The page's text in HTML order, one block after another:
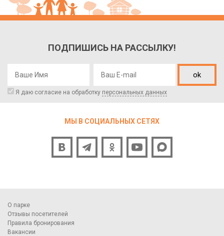
ПОДПИШИСЬ НА РАССЫЛКУ!
ok
Я даю согласие на обработку персональных данных
МЫ В СОЦИАЛЬНЫХ СЕТЯХ
О парке
Отзывы посетителей
Правила бронирования
Вакансии